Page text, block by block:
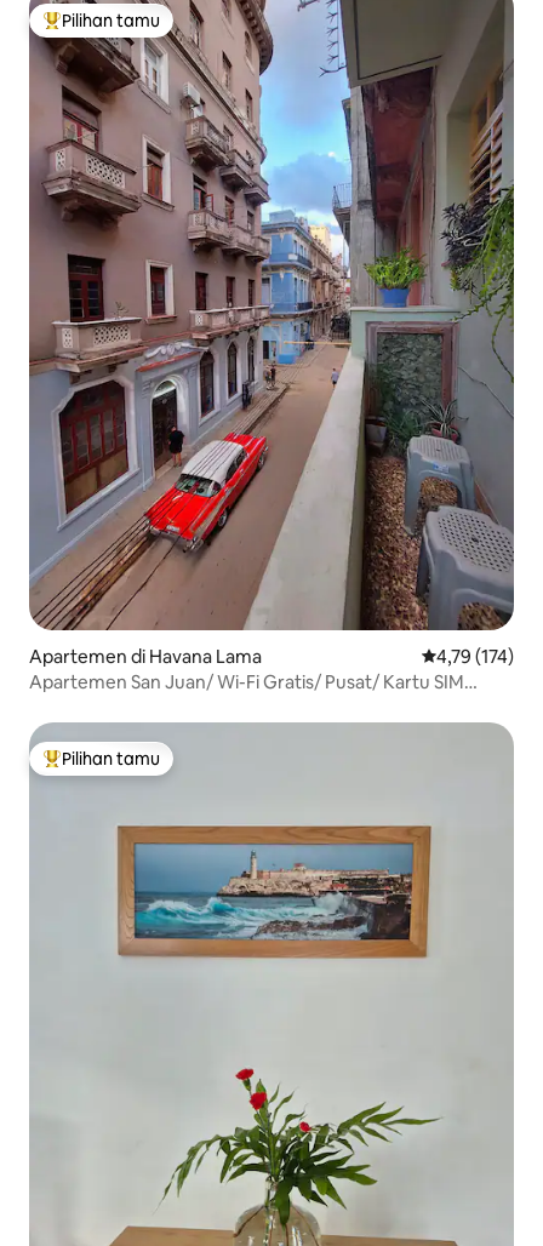
Pilihan tamu terpopuler
Pilihan tamu
Apartemen di Havana Lama Nilai rata-rata
4,79 (174)
Apartemen San Juan/ Wi-Fi Gratis/ Pusat/ Kartu SIM
Pilihan tamu terpopuler
Pilihan tamu